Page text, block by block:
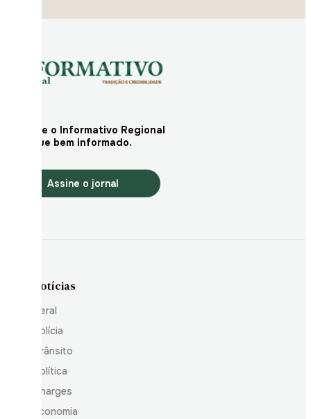
Assine o Informativo Regional
e fique bem informado.
Assine o jornal
Notícias
Geral
Polícia
Trânsito
Política
Charges
Economia